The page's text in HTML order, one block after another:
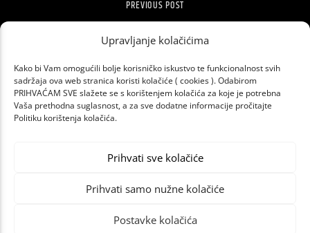
Upravljanje kolačićima
Kako bi Vam omogućili bolje korisničko iskustvo te funkcionalnost svih
sadržaja ova web stranica koristi kolačiće ( cookies ). Odabirom
PRIHVAĆAM SVE slažete se s korištenjem kolačića za koje je potrebna
Vaša prethodna suglasnost, a za sve dodatne informacije pročitajte
Politiku korištenja kolačića.
Prihvati sve kolačiće
Prihvati samo nužne kolačiće
Postavke kolačića
PREVIOUS POST
VIRTUALNI POGLED U AUSTRALIJU U
ZOOLOŠKOM VRTU